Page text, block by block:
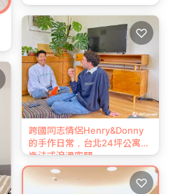
跨國同志情侶Henry&Donny
的手作日常，台北24坪公寓打
造法式浪漫空間
♡
♡